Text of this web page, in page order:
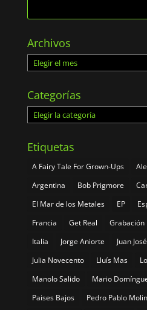
Archivos
Archivos
Categorías
Categorías
Etiquetas
A Fairy Tale For Grown-Ups
Argentina
Bob Prigmore
El Mar de los Metales
EP
Francia
Get Real Grabación
Italia
Jorge Aniorte
Juan
Julia Novecento
Lluís Mas
Manolo Salido
Mario
Paises Bajos
Pedro Pablo